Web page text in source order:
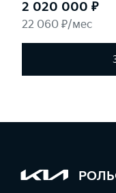
2 020 000 ₽
22 060 ₽/мес